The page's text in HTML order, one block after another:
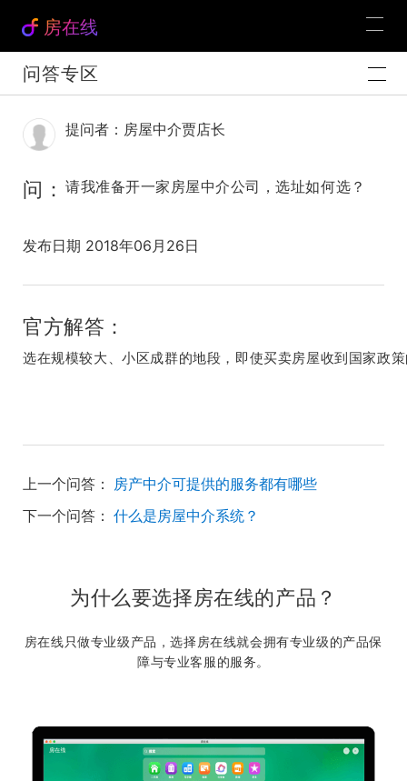
房在线
问答专区
提问者：房屋中介贾店长
问： 请我准备开一家房屋中介公司，选址如何选？
发布日期 2018年06月26日
官方解答：
选在规模较大、小区成群的地段，即使买卖房屋收到国家政
上一个问答： 房产中介可提供的服务都有哪些
下一个问答： 什么是房屋中介系统？
为什么要选择房在线的产品？
房在线只做专业级产品，选择房在线就会拥有专业级的产品保
障与专业客服的服务。